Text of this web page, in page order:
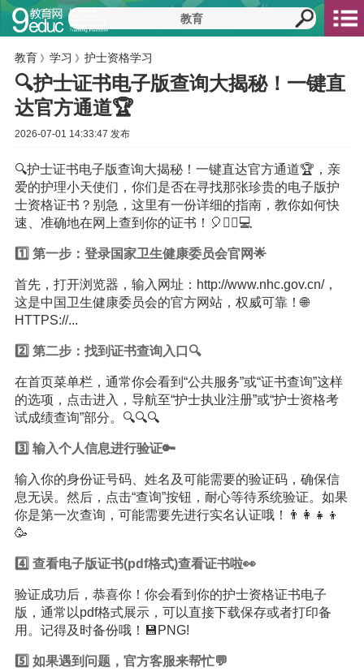
教育 》 学习 》 护士资格学习
🔍护士证书电子版查询大揭秘！一键直
达官方通道🏆
2026-07-01 14:33:47 发布
🔍护士证书电子版查询大揭秘！一键直达官方通道🏆，亲
爱的护理小天使们，你们是否在寻找那张珍贵的电子版护
士资格证书？别急，这里有一份详细的指南，教你如何快
速、准确地在网上查到你的证书！🎈👩‍⚕️💻
1️⃣ 第一步：登录国家卫生健康委员会官网🌟
首先，打开浏览器，输入网址：http://www.nhc.gov.cn/，
这是中国卫生健康委员会的官方网站，权威可靠！🌐
HTTPS://...
2️⃣ 第二步：找到证书查询入口🔍
在首页菜单栏，通常你会看到“公共服务”或“证书查询”这样
的选项，点击进入，导航至“护士执业注册”或“护士资格考
试成绩查询”部分。🔍🔍🔍
3️⃣ 输入个人信息进行验证🔑
输入你的身份证号码、姓名及可能需要的验证码，确保信
息无误。然后，点击“查询”按钮，耐心等待系统验证。如果
你是第一次查询，可能需要先进行实名认证哦！👨‍👩‍👧‍👦
🥳
4️⃣ 查看电子版证书(pdf格式)查看证书啦👀
验证成功后，恭喜你！你会看到你的护士资格证书电子
版，通常以pdf格式展示，可以直接下载保存或者打印备
用。记得及时备份哦！💾PNG!
5️⃣ 如果遇到问题，官方客服来帮忙💬